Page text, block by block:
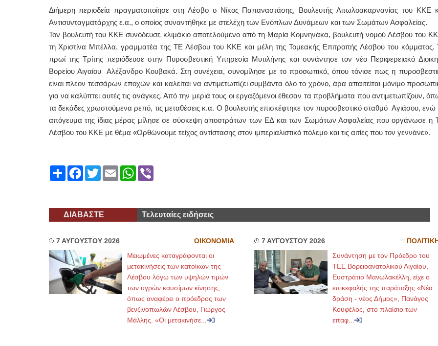
Διήμερη περιοδεία πραγματοποίησε στη Λέσβο ο Νίκος Παπαναστάσης, Βουλευτής Αιτωλοακαρνανίας του ΚΚΕ
Αντισυνταγματάρχης ε.α., ο οποίος συναντήθηκε με στελέχη των Ενόπλων Δυνάμεων και των Σωμάτων Ασφαλείας.
Τον βουλευτή του ΚΚΕ συνόδευσε κλιμάκιο αποτελούμενο από τη Μαρία Κομνηνάκα, βουλευτή νομού Λέσβου του
τη Χριστίνα Μπέλλα, γραμματέα της ΤΕ Λέσβου του ΚΚΕ και μέλη της Τομεακής Επιτροπής Λέσβου του κόμματος.
πρωί της Τρίτης περιόδευσε στην Πυροσβεστική Υπηρεσία Μυτιλήνης και συνάντησε τον νέο Περιφερειακό
Βορείου Αιγαίου Αλέξανδρο Κουβακά. Στη συνέχεια, συνομίλησε με το προσωπικό, όπου τόνισε πως η
είναι πλέον τεσσάρων εποχών και καλείται να αντιμετωπίζει συμβάντα όλο το χρόνο, άρα απαιτείται μόνιμο
για να καλύπτει αυτές τις ανάγκες. Από την μεριά τους οι εργαζόμενοι έθεσαν τα προβλήματα που αντιμετωπίζουν,
τα δεκάδες χρωστούμενα ρεπό, τις μεταθέσεις κ.α. Ο βουλευτής επισκέφτηκε τον πυροσβεστικό σταθμό Αγιάσου, ενώ
απόγευμα της ίδιας μέρας μίλησε σε σύσκεψη αποστράτων των ΕΔ και των Σωμάτων Ασφαλείας που οργάνωσε η
Λέσβου του ΚΚΕ με θέμα «Ορθώνουμε τείχος αντίστασης στον ιμπεριαλιστικό πόλεμο και τις αιτίες που τον γεννάνε».
ShareFacebook
TwitterEmailWhatsApp
Viber
ΔΙΑΒΑΣΤΕ Τελευταίες ειδήσεις
7 ΑΥΓΟΥΣΤΟΥ 2026 ΟΙΚΟΝΟΜΙΑ
Μειωμένες καταγράφονται οι
μετακινήσεις των κατοίκων της
Λέσβου λόγω των υψηλών τιμών
των υγρών καυσίμων κίνησης,
όπως αναφέρει ο πρόεδρος των
βενζινοπωλών Λέσβου, Γιώργος
Μάλλης. «Οι μετακινήσε...
7 ΑΥΓΟΥΣΤΟΥ 2026 ΠΟΛΙΤΙΚΗ
Συνάντηση με τον Πρόεδρο του
ΤΕΕ Βορειοανατολικού Αιγαίου,
Ευστράτιο Μανωλακέλλη, είχε ο
επικεφαλής της παράταξης «Νέα
δράση - νέος Δήμος», Πανάγος
Κουφέλος, στο πλαίσιο των
επαφ...
ΙΩΑΝΝΗΣ Α. ΜΑΛΛΙΑΣ
ΧΕΙΡΟΥΡΓΟΣ
ΟΦΘΑΛΜΙΑΤΡΟΣ
Διδάκτωρ Ιατρικής Σχολής
Πανεπιστημίου Αθηνών
Καλλιπόλεως 3,Νέα Σμύρνη,
Καβέτσου 10, Μυτιλήνη, τηλ:
2251038065
Χειρουργός Ωτορινολαρυγγολόγος
Έλενα Μπούμπα
Στρατιωτικός Ιατρός
Διδ.Παν.Αθηνών
Διπλωματούχος Ευρ.Ακαδημίας